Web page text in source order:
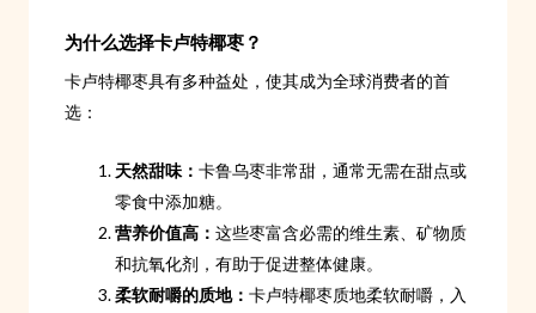
为什么选择卡卢特椰枣？
卡卢特椰枣具有多种益处，使其成为全球消费者的首
选：
天然甜味： 卡鲁乌枣非常甜，通常无需在甜点或
零食中添加糖。
营养价值高： 这些枣富含必需的维生素、矿物质
和抗氧化剂，有助于促进整体健康。
柔软耐嚼的质地： 卡卢特椰枣质地柔软耐嚼，入